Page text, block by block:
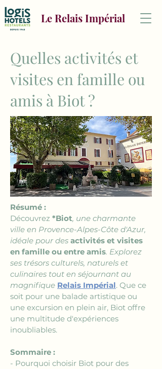
Le Relais Impérial
Quelles activités et
visites en famille ou
amis à Biot ?
Résumé :
Découvrez *Biot, une charmante
ville en Provence-Alpes-Côte d'Azur,
idéale pour des activités et visites
en famille ou entre amis. Explorez
ses trésors culturels, naturels et
culinaires tout en séjournant au
magnifique Relais Impérial. Que ce
soit pour une balade artistique ou
une excursion en plein air, Biot offre
une multitude d'expériences
inoubliables.
Sommaire :
- Pourquoi choisir Biot pour des